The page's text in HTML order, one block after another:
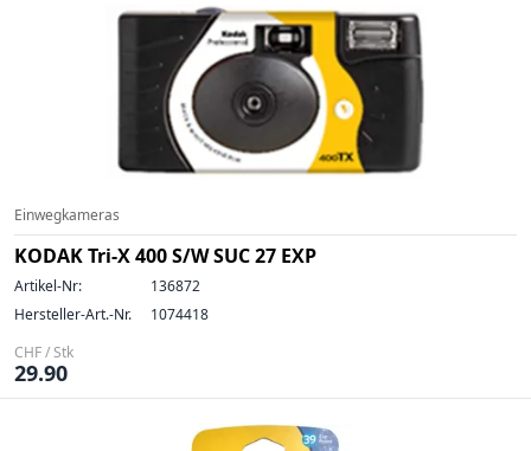
Einwegkameras
KODAK Tri-X 400 S/W SUC 27 EXP
Artikel-Nr:
136872
Hersteller-Art.-Nr.
1074418
CHF / Stk
29.90